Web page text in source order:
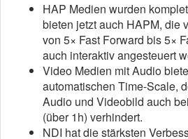
HAP Medien wurden
bieten jetzt auch HAPM, die
von 5× Fast Forward bis 5×
auch interaktiv angesteuert
Video Medien mit Audio
automatischen Time-Scale,
Audio und Videobild auch
(über 1h) verhindert.
NDI hat die stärksten